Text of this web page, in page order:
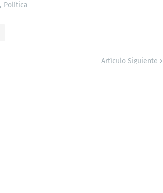
Política
Artículo Siguiente